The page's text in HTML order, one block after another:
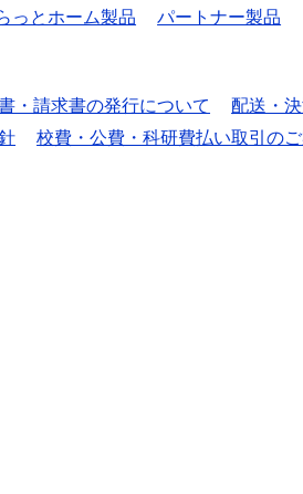
っとホーム製品 パートナー製品
・請求書の発行について 配送・
校費・公費・科研費払い取引の